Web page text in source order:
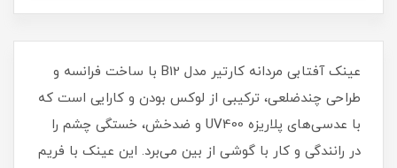
عینک آفتابی مردانه کارتیر مدل B12 با ساخت فرانسه و
طراحی چندضلعی، ترکیبی از لوکس بودن و کارایی است که
با عدسی‌های پلاریزه UV400 و ضدخش، خستگی چشم را
در رانندگی و کار با گوشی از بین می‌برد. این عینک با فریم